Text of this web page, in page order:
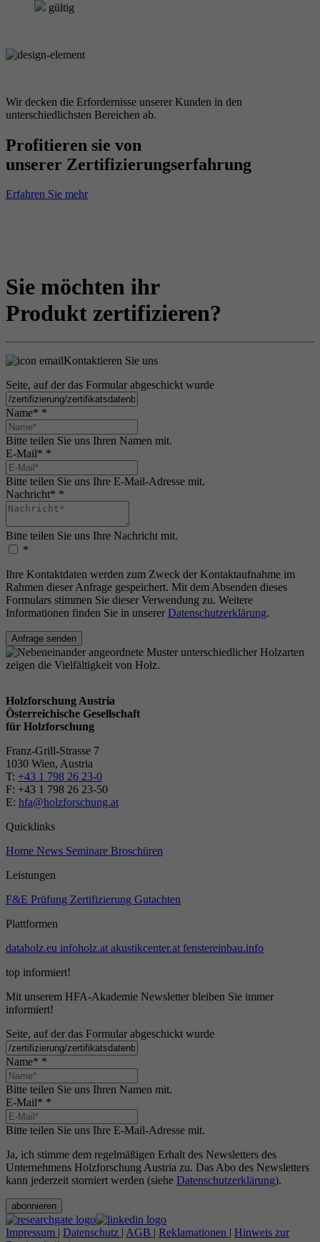
gültig
Wir decken die Erfordernisse unserer Kunden in den
unterschiedlichsten Bereichen ab.
Profitieren sie von
unserer Zertifizierungserfahrung
Erfahren Sie mehr
Sie möchten ihr
Produkt zertifizieren?
Kontaktieren Sie uns
Seite, auf der das Formular abgeschickt wurde
Name* *
Bitte teilen Sie uns Ihren Namen mit.
E-Mail* *
Bitte teilen Sie uns Ihre E-Mail-Adresse mit.
Nachricht* *
Bitte teilen Sie uns Ihre Nachricht mit.
*
Ihre Kontaktdaten werden zum Zweck der Kontaktaufnahme im
Rahmen dieser Anfrage gespeichert. Mit dem Absenden dieses
Formulars stimmen Sie dieser Verwendung zu. Weitere
Informationen finden Sie in unserer Datenschutzerklärung.
Anfrage senden
Holzforschung Austria
Österreichische Gesellschaft
für Holzforschung
Franz-Grill-Strasse 7
1030 Wien, Austria
T: +43 1 798 26 23-0
​​F: +43 1 798 26 23-50
E: hfa@holzforschung.at
Quicklinks
Home News Seminare Broschüren
Leistungen
F&E Prüfung Zertifizierung Gutachten
Plattformen
dataholz.eu infoholz.at akustikcenter.at fenstereinbau.info
top informiert!
Mit unserem HFA-Akademie Newsletter bleiben Sie immer
informiert!
Seite, auf der das Formular abgeschickt wurde
Name* *
Bitte teilen Sie uns Ihren Namen mit.
E-Mail* *
Bitte teilen Sie uns Ihre E-Mail-Adresse mit.
Ja, ich stimme dem regelmäßigen Erhalt des Newsletters des
Unternehmens Holzforschung Austria zu. Das Abo des Newsletters
kann jederzeit storniert werden (siehe Datenschutzerklärung).
abonnieren
Impressum | Datenschutz | AGB | Reklamationen | Hinweis zur